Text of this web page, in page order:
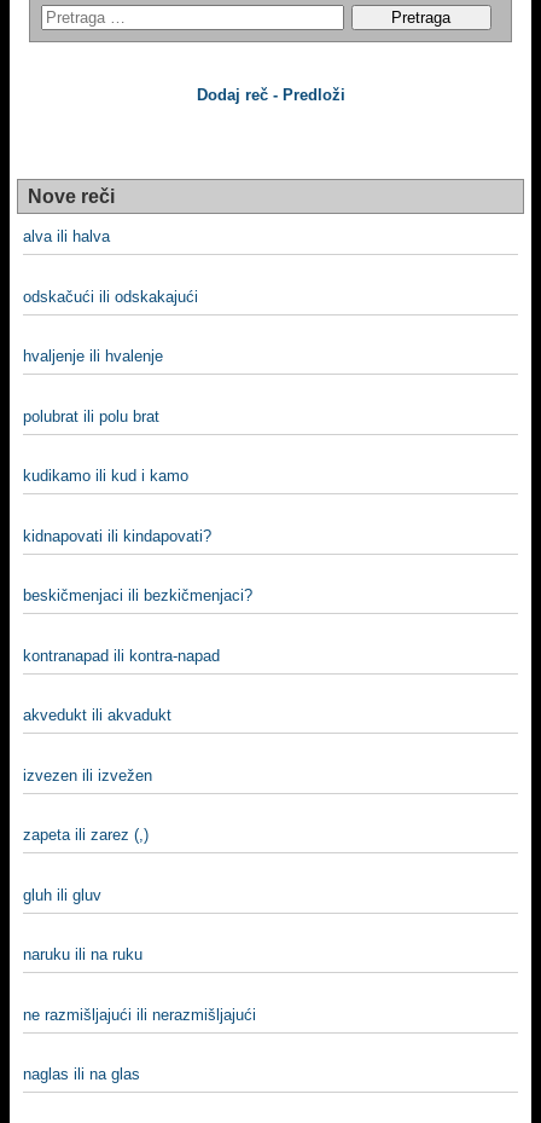
Dodaj reč - Predloži
Nove reči
alva ili halva
odskačući ili odskakajući
hvaljenje ili hvalenje
polubrat ili polu brat
kudikamo ili kud i kamo
kidnapovati ili kindapovati?
beskičmenjaci ili bezkičmenjaci?
kontranapad ili kontra-napad
akvedukt ili akvadukt
izvezen ili izvežen
zapeta ili zarez (,)
gluh ili gluv
naruku ili na ruku
ne razmišljajući ili nerazmišljajući
naglas ili na glas